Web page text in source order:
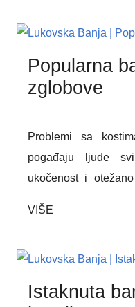
kičmenog stuba.
fizikalnih
vežbi može
poboljšanju
Popularna
zglobove
Problemi sa
pogađaju ljude
ukočenost i
banja za kosti i
termomineralnim
rehabilitacionim
pokretljivosti i
VIŠE
Istaknuta